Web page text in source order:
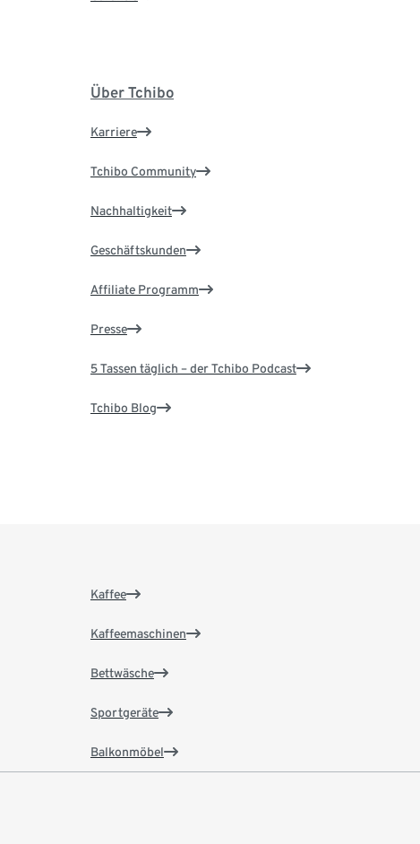
Über Tchibo
Karriere
Tchibo Community
Nachhaltigkeit
Geschäftskunden
Affiliate Programm
Presse
5 Tassen täglich – der Tchibo Podcast
Tchibo Blog
Kaffee
Kaffeemaschinen
Bettwäsche
Sportgeräte
Balkonmöbel